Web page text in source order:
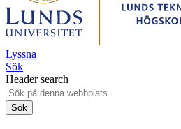
Lyssna
Sök
Header search